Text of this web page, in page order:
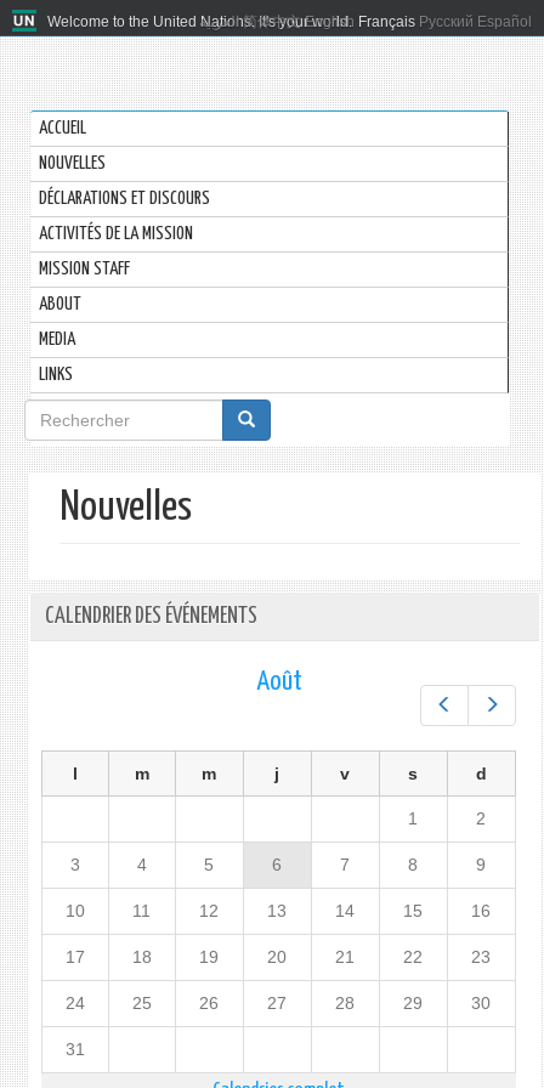
Welcome to the United Nations. It's your world.
العربية 简体中文 English Français Русский Español
ACCUEIL
NOUVELLES
DÉCLARATIONS ET DISCOURS
ACTIVITÉS DE LA MISSION
MISSION STAFF
ABOUT
MEDIA
LINKS
Formulaire
de
recherche
Nouvelles
CALENDRIER DES ÉVÉNEMENTS
Préc.
Août
l m m j v s d
1 2
3 4 5 6 7 8 9
10 11 12 13 14 15 16
17 18 19 20 21 22 23
24 25 26 27 28 29 30
31